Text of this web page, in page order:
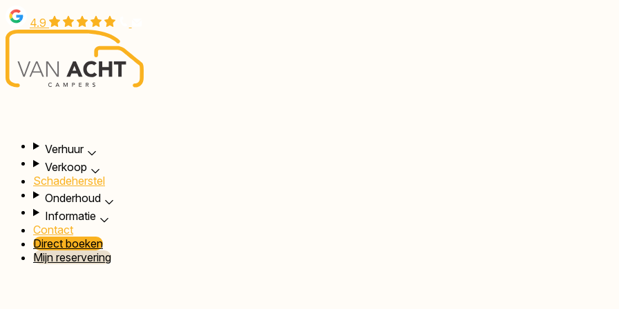
Overslaan
en
naar
inhoud
gaan
4.9
Verhuur
Verkoop
Schadeherstel
Onderhoud
Informatie
Contact
Direct boeken
Mijn reservering